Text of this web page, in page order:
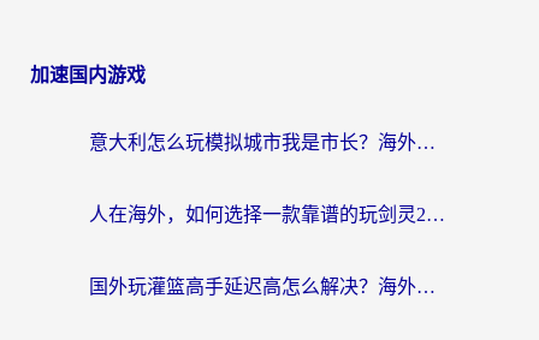
加速国内游戏
意大利怎么玩模拟城市我是市长？海外党国服游戏加速终极攻略（附三国3量子特攻解决办法）
人在海外，如何选择一款靠谱的玩剑灵2加速器？
国外玩灌篮高手延迟高怎么解决？海外玩家国服游戏加速终极指南